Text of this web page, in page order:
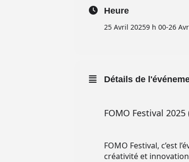
Heure
25 Avril 20259 h 00-26
Détails de
FOMO Festival
FOMO Festival, c’est
créativité et